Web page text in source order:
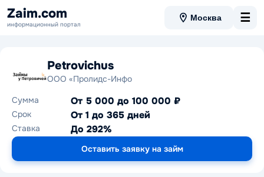
Zaim.com
информационный портал
Москва ☰
Petrovichus
ООО «Пролидс-Инфо
Сумма
От 5 000 до 100 000 ₽
Срок От 1 до 365 дней
Ставка До 292%
Оставить заявку на займ